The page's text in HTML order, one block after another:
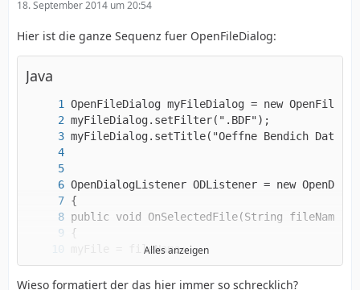
18. September 2014 um 20:54
Hier ist die ganze Sequenz fuer OpenFileDialog:
Java
Alles anzeigen
Wieso formatiert der das hier immer so schrecklich?